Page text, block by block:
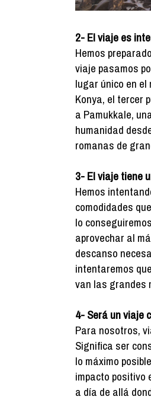
2- El viaje es
Hemos
viaje pasamos
lugar único en
Konya, el tercer
a Pamukkale,
humanidad
romanas de
3- El viaje tiene
Hemos
comodidades
lo
aprovechar al
descanso
intentaremos
van las grandes
4- Será un viaje
Para nosotros,
Significa ser
lo máximo
impacto positivo
a día de allá